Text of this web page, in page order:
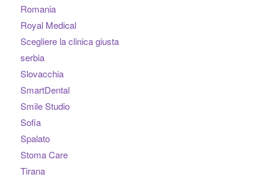
Romania
Royal Medical
Scegliere la clinica giusta
serbia
Slovacchia
SmartDental
Smile Studio
Sofia
Spalato
Stoma Care
Tirana